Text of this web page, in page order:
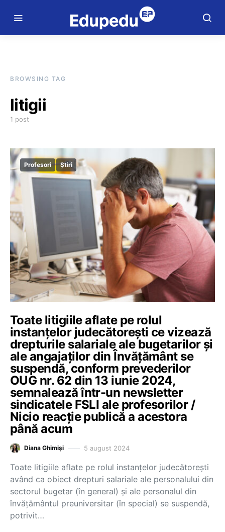
BROWSING TAG
litigii
1 post
Profesori Știri
Toate litigiile aflate pe rolul
instanțelor judecătorești ce vizează
drepturile salariale ale bugetarilor și
ale angajaților din Învățământ se
suspendă, conform prevederilor
OUG nr. 62 din 13 iunie 2024,
semnalează într-un newsletter
sindicatele FSLI ale profesorilor /
Nicio reacție publică a acestora
până acum
Diana Ghimiși 5 august 2024
Toate litigiile aflate pe rolul instanțelor judecătorești
având ca obiect drepturi salariale ale personalului din
sectorul bugetar (în general) și ale personalul din
învățământul preuniversitar (în special) se suspendă,
potrivit…